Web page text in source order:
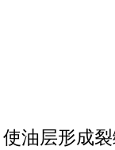
油层形成